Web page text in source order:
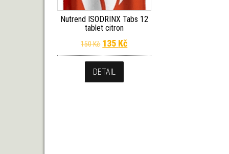
Nutrend ISODRINX Tabs 12
tablet citron
150Kč Původní cena byla: 150 Kč.
135 KčAktuální cena je: 135 Kč.
DETAIL